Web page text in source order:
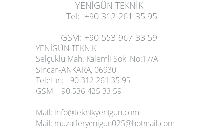
YENİGÜN TEKNİK
Tel: +90 312 261 35 95
GSM: +90 553 967 33 59
YENİGÜN TEKNİK
Selçuklu Mah. Kalemli Sok. No:17/A
Sincan-ANKARA, 06930
Telefon: +90 312 261 35 95
GSM: +90 536 425 33 59
Mail: info@teknikyenigun.com
Mail: muzafferyenigun025@hotmail.com